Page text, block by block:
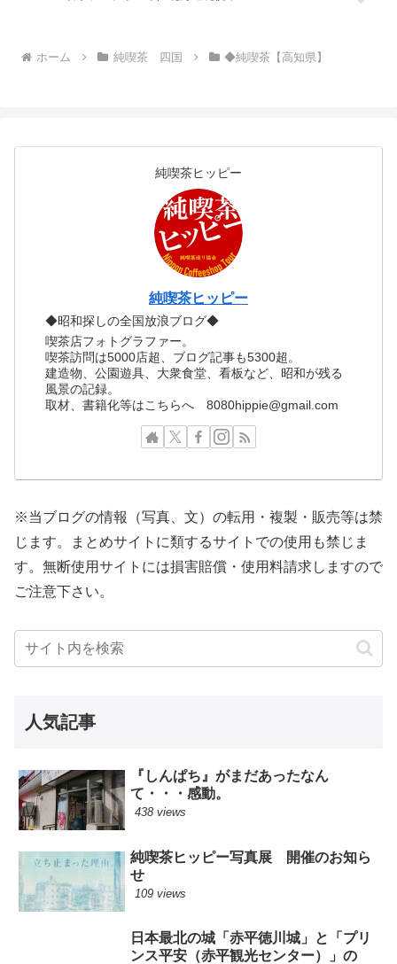
ホーム 純喫茶 四国 ◆純喫茶【高知県】
純喫茶ヒッピー
純喫茶ヒッピー
◆昭和探しの全国放浪ブログ◆
喫茶店フォトグラファー。
喫茶訪問は5000店超、ブログ記事も5300超。
建造物、公園遊具、大衆食堂、看板など、昭和が残る
風景の記録。
取材、書籍化等はこちらへ 8080hippie@gmail.com
※当ブログの情報（写真、文）の転用・複製・販売等は禁
じます。まとめサイトに類するサイトでの使用も禁じま
す。無断使用サイトには損害賠償・使用料請求しますので
ご注意下さい。
人気記事
『しんぱち』がまだあったなん
て・・・感動。
438 views
純喫茶ヒッピー写真展 開催のお知ら
せ
109 views
日本最北の城「赤平徳川城」と「プリ
ンス平安（赤平観光センター）」の